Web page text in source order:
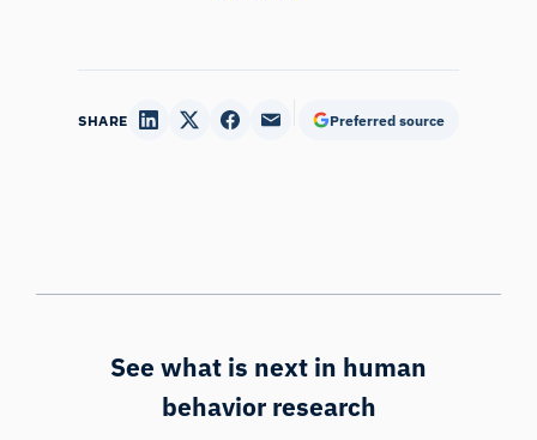
SHARE Preferred source
See what is next in human
behavior research